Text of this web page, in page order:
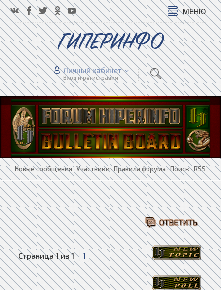
МЕНЮ
ГИПЕРИНФО
Личный кабинет
Вход и регистрация
Новые сообщения·Участники·Правила форума·Поиск·RSS
Страница1из1 1